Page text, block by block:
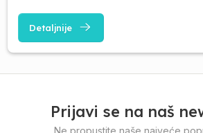
Detaljnije
Prijavi se na naš
Ne propustite naše najveće